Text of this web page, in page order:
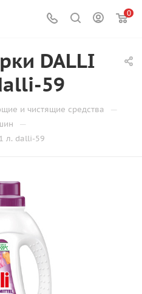
0
DALLI
59
и чистящие средства —
—
л. dalli-59